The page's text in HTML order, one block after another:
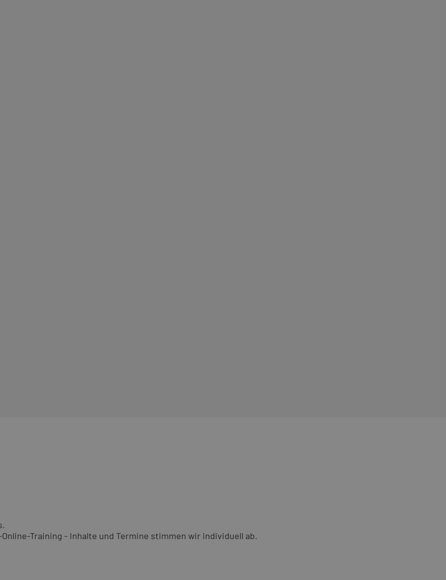
– ideal für den Erfahrungsaustausch und neue Impulse.
Training - Inhalte und Termine stimmen wir individuell ab.